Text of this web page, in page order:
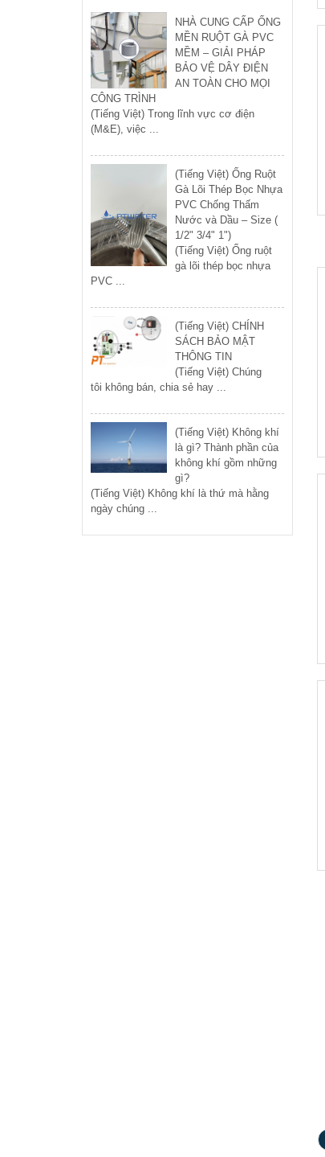
NHÀ CUNG CẤP ỐNG
MỀN RUỘT GÀ PVC
MỀM – GIẢI PHÁP
BẢO VỆ DÂY ĐIỆN
AN TOÀN CHO MỌI
CÔNG TRÌNH
(Tiếng Việt) Trong lĩnh vực cơ điện
(M&E), việc ...
(Tiếng Việt) Ống Ruột
Gà Lõi Thép Bọc Nhựa
PVC Chống Thấm
Nước và Dầu – Size (
1/2" 3/4" 1")
(Tiếng Việt) Ống ruột
gà lõi thép bọc nhựa
PVC ...
(Tiếng Việt) CHÍNH
SÁCH BẢO MẬT
THÔNG TIN
(Tiếng Việt) Chúng
tôi không bán, chia sẻ hay ...
(Tiếng Việt) Không khí
là gì? Thành phần của
không khí gồm những
gì?
(Tiếng Việt) Không khí là thứ mà hằng
ngày chúng ...